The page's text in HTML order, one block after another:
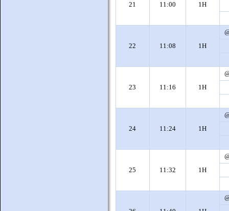
21 11:00 1H
22 11:08 1H
23 11:16 1H
24 11:24 1H
25 11:32 1H